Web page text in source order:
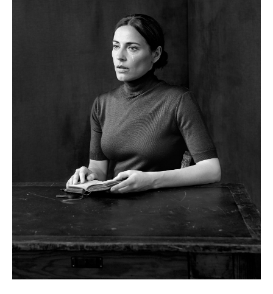
Café im Gräsergarten
Veranstaltungskalender
Programm & Führungen
Kunstvermittlung &
Museumspädagogik
Ausstellungen
Aktuell
Vorschau